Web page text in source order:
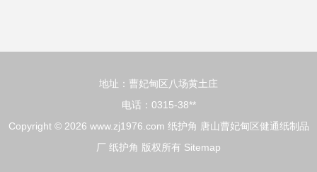
地址：曹妃甸区八场黄土庄
电话：0315-38**
Copyright © 2026 www.zj1976.com 纸护角 唐山曹妃甸区健通纸制品
厂 纸护角 版权所有 Sitemap